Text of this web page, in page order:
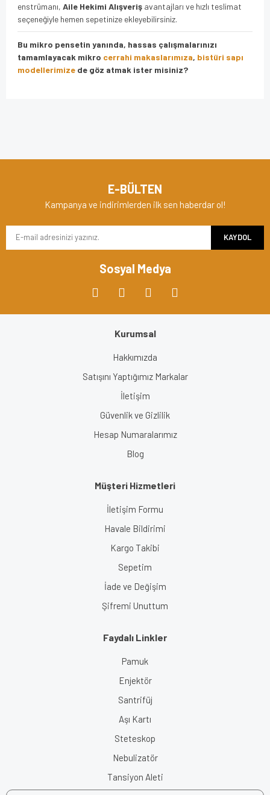
enstrümanı, Aile Hekimi Alışveriş avantajları ve hızlı teslimat
seçeneğiyle hemen sepetinize ekleyebilirsiniz.
Bu mikro pensetin yanında, hassas çalışmalarınızı
tamamlayacak mikro cerrahi makaslarımıza, bistüri sapı
modellerimize de göz atmak ister misiniz?
Ürün resmi kalitesiz, bozuk veya görüntülenemiyor.
Ürün açıklamasında eksik bilgiler bulunuyor.
Ürün fiyatı diğer sitelerden daha pahalı.
E-BÜLTEN
Kampanya ve indirimlerden ilk sen haberdar ol!
KAYDOL
Sosyal Medya
Kurumsal
Hakkımızda
Satışını Yaptığımız Markalar
İletişim
Güvenlik ve Gizlilik
Hesap Numaralarımız
Blog
Müşteri Hizmetleri
İletişim Formu
Havale Bildirimi
Kargo Takibi
Sepetim
İade ve Değişim
Şifremi Unuttum
Faydalı Linkler
Pamuk
Enjektör
Santrifüj
Aşı Kartı
Steteskop
Nebulizatör
Tansiyon Aleti